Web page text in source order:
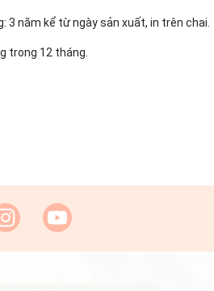
3 năm kể từ ngày sản xuất, in trên chai.
trong 12 tháng.